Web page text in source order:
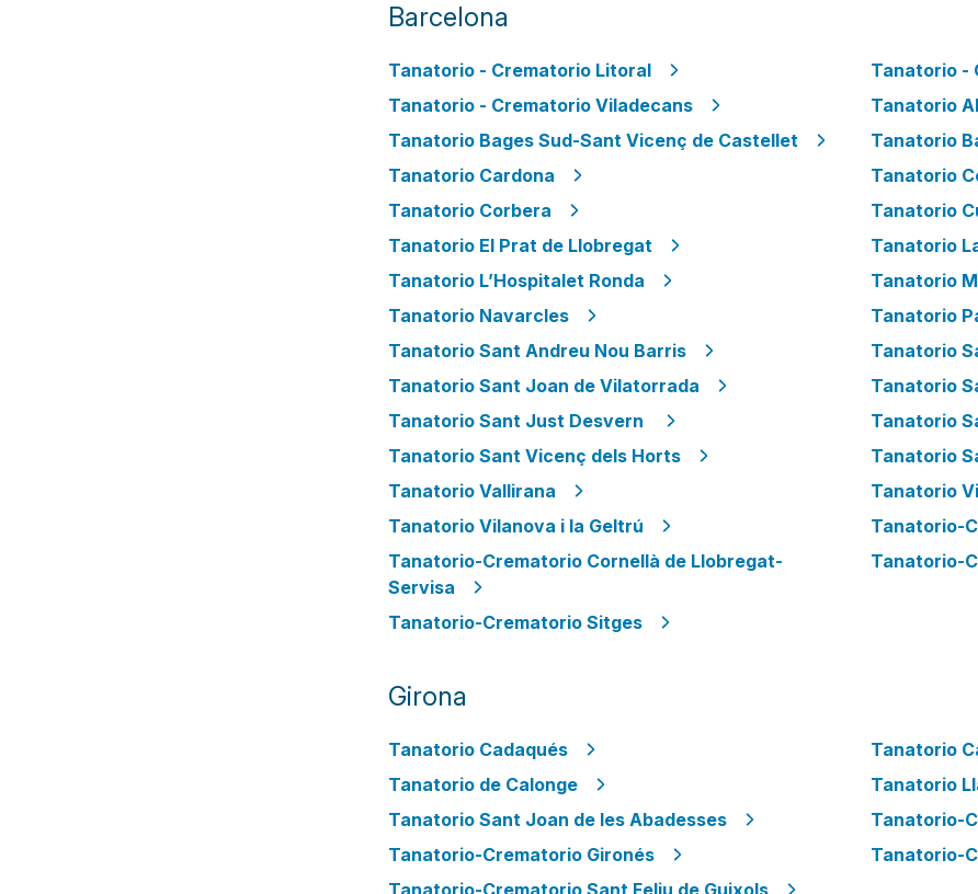
Barcelona
Tanatorio - Crematorio Litoral
Tanatorio -
Tanatorio - Crematorio Viladecans
Tanatorio
Tanatorio Bages Sud-Sant Vicenç de Castellet
Tanatorio
Tanatorio Cardona
Tanatorio
Tanatorio Corbera
Tanatorio
Tanatorio El Prat de Llobregat
Tanatorio
Tanatorio L’Hospitalet Ronda
Tanatorio
Tanatorio Navarcles
Tanatorio
Tanatorio Sant Andreu Nou Barris
Tanatorio
Tanatorio Sant Joan de Vilatorrada
Tanatorio
Tanatorio Sant Just Desvern
Tanatorio
Tanatorio Sant Vicenç dels Horts
Tanatorio
Tanatorio Vallirana
Tanatorio
Tanatorio Vilanova i la Geltrú
Tanatorio-
Tanatorio-Crematorio Cornellà de Llobregat-
Servisa
Tanatorio-
Tanatorio-Crematorio Sitges
Girona
Tanatorio Cadaqués
Tanatorio
Tanatorio de Calonge
Tanatorio
Tanatorio Sant Joan de les Abadesses
Tanatorio-
Tanatorio-Crematorio Gironés
Tanatorio-